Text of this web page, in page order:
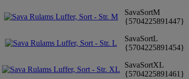
SavaSortM
{5704225891447}
SavaSortL
{5704225891454}
SavaSortXL
{5704225891461}